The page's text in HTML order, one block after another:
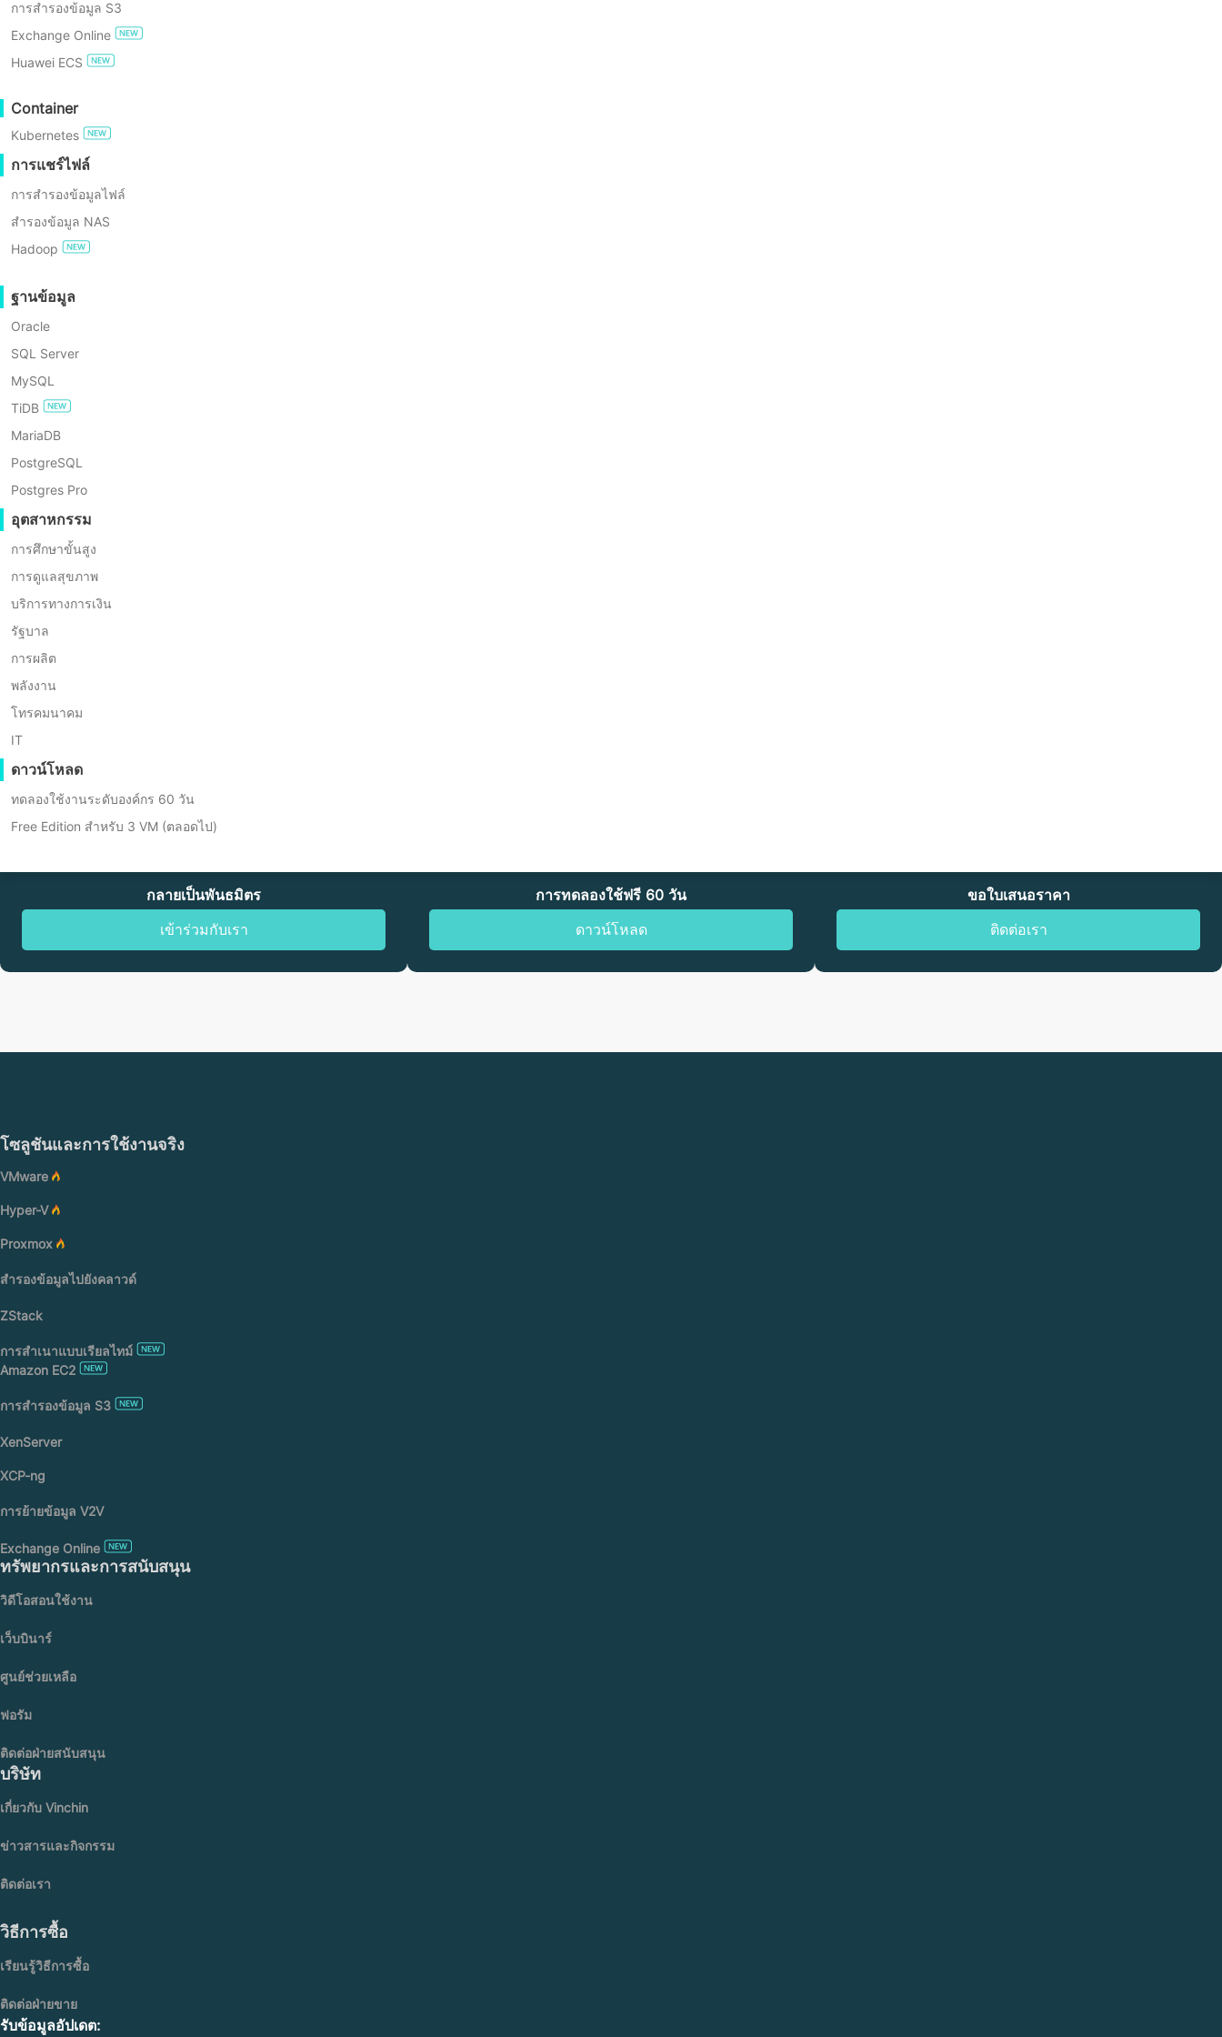
การปฏิบัติตาม GDPR
การสำรองข้อมูล S3
Exchange Online
Huawei ECS
Container
Kubernetes
การแชร์ไฟล์
การสำรองข้อมูลไฟล์
สำรองข้อมูล NAS
Hadoop
ฐานข้อมูล
Oracle
SQL Server
MySQL
TiDB
MariaDB
PostgreSQL
Postgres Pro
อุตสาหกรรม
การศึกษาขั้นสูง
การดูแลสุขภาพ
บริการทางการเงิน
รัฐบาล
การผลิต
พลังงาน
โทรคมนาคม
IT
ดาวน์โหลด
ทดลองใช้งานระดับองค์กร 60 วัน
Free Edition สำหรับ 3 VM (ตลอดไป)
ไม่ต้องแปลชื่อ *
อีเมล *
บริษัท *
ประเทศ *
ข้อความ *
รายละเอียดที่คุณให้ไว้ในแบบฟอร์มนี้จะได้รับการเก็บรักษาเป็นความลับอย่างเข้มงวดและจะไม่ถูกนำไปใช้หรือเปิดเผยเพื่อวัตถุประสงค์ใดๆ อื่นๆ
ยอมรับ
กลายเป็นพันธมิตร
เข้าร่วมกับเรา
การทดลองใช้ฟรี 60 วัน
ดาวน์โหลด
ขอใบเสนอราคา
ติดต่อเรา
โซลูชันและการใช้งานจริง
VMware
Hyper-V
Proxmox
สำรองข้อมูลไปยังคลาวด์
ZStack
การสำเนาแบบเรียลไทม์
Amazon EC2
การสำรองข้อมูล S3
XenServer
XCP-ng
การย้ายข้อมูล V2V
Exchange Online
ทรัพยากรและการสนับสนุน
วิดีโอสอนใช้งาน
เว็บบินาร์
ศูนย์ช่วยเหลือ
ฟอรัม
ติดต่อฝ่ายสนับสนุน
บริษัท
เกี่ยวกับ Vinchin
ข่าวสารและกิจกรรม
ติดต่อเรา
วิธีการซื้อ
เรียนรู้วิธีการซื้อ
ติดต่อฝ่ายขาย
รับข้อมูลอัปเดต: